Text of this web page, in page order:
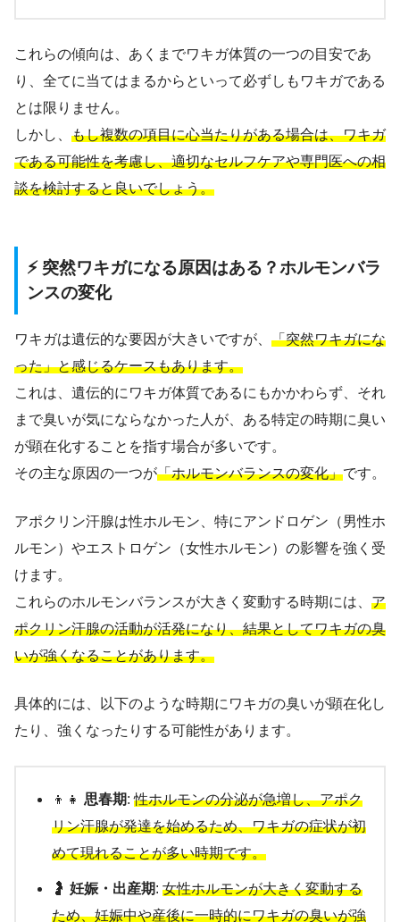
これらの傾向は、あくまでワキガ体質の一つの目安であ
り、全てに当てはまるからといって必ずしもワキガである
とは限りません。
しかし、 もし複数の項目に心当たりがある場合は、ワキガ
である可能性を考慮し、適切なセルフケアや専門医への相
談を検討すると良いでしょう。
⚡ 突然ワキガになる原因はある？ホルモンバラ
ンスの変化
ワキガは遺伝的な要因が大きいですが、 「突然ワキガにな
った」と感じるケースもあります。
これは、遺伝的にワキガ体質であるにもかかわらず、それ
まで臭いが気にならなかった人が、ある特定の時期に臭い
が顕在化することを指す場合が多いです。
その主な原因の一つが「ホルモンバランスの変化」です。
アポクリン汗腺は性ホルモン、特にアンドロゲン（男性ホ
ルモン）やエストロゲン（女性ホルモン）の影響を強く受
けます。
これらのホルモンバランスが大きく変動する時期には、 ア
ポクリン汗腺の活動が活発になり、結果としてワキガの臭
いが強くなることがあります。
具体的には、以下のような時期にワキガの臭いが顕在化し
たり、強くなったりする可能性があります。
👦👧 思春期:性ホルモンの分泌が急増し、アポク
リン汗腺が発達を始めるため、ワキガの症状が初
めて現れることが多い時期です。
🤰 妊娠・出産期: 女性ホルモンが大きく変動する
ため、妊娠中や産後に一時的にワキガの臭いが強